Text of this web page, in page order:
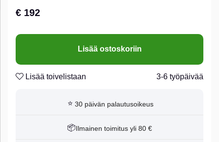
€ 192
Lisää ostoskoriin
Lisää toivelistaan 3-6 työpäivää
⭐ 30 päivän palautusoikeus
📦 Ilmainen toimitus yli 80 €